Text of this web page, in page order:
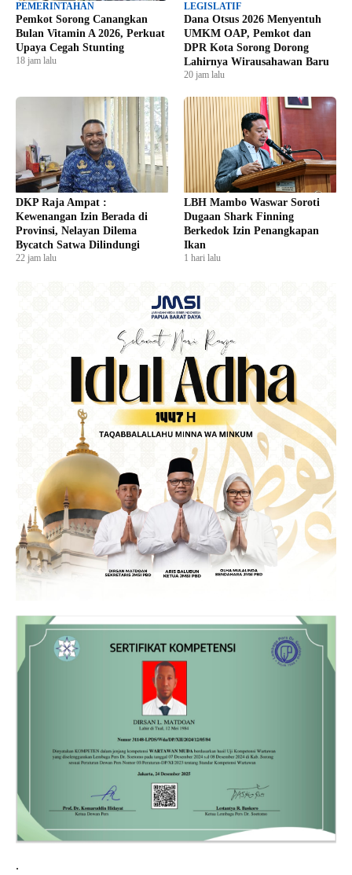
PEMERINTAHAN
Pemkot Sorong Canangkan
Bulan Vitamin A 2026, Perkuat
Upaya Cegah Stunting
18 jam lalu
LEGISLATIF
Dana Otsus 2026 Menyentuh
UMKM OAP, Pemkot dan
DPR Kota Sorong Dorong
Lahirnya Wirausahawan Baru
20 jam lalu
DKP Raja Ampat :
Kewenangan Izin Berada di
Provinsi, Nelayan Dilema
Bycatch Satwa Dilindungi
22 jam lalu
LBH Mambo Waswar Soroti
Dugaan Shark Finning
Berkedok Izin Penangkapan
Ikan
1 hari lalu
.